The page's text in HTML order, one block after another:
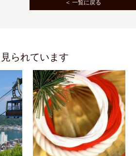
＜ 一覧に戻る
られています